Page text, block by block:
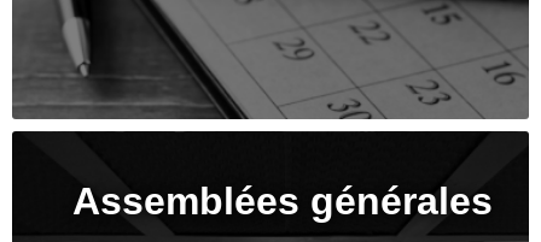
Assemblées générales